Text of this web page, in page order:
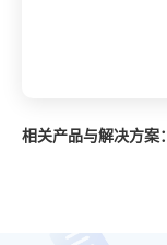
相关产品与解决方案：